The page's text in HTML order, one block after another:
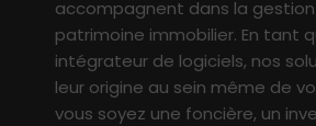
accompagnent dans la gestion
patrimoine immobilier. En tant
intégrateur de logiciels, nos
leur origine au sein même de
vous soyez une foncière, un